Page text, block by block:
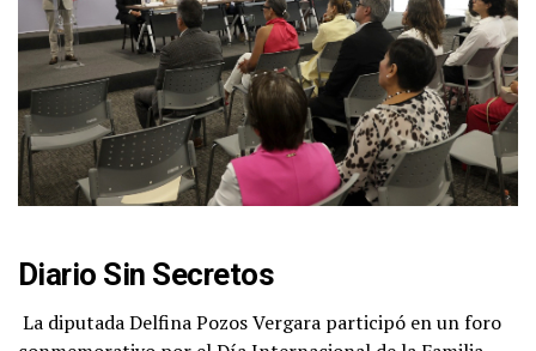
Diario Sin Secretos
La diputada Delfina Pozos Vergara participó en un foro